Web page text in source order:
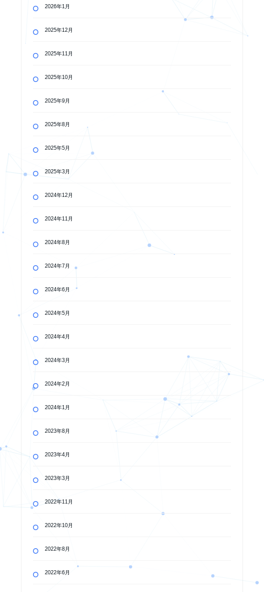
2026年1月
2025年12月
2025年11月
2025年10月
2025年9月
2025年8月
2025年5月
2025年3月
2024年12月
2024年11月
2024年8月
2024年7月
2024年6月
2024年5月
2024年4月
2024年3月
2024年2月
2024年1月
2023年8月
2023年4月
2023年3月
2022年11月
2022年10月
2022年8月
2022年6月